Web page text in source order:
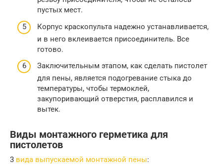
пустых мест.
Корпус краскопульта надежно устанавливается,
и в него вклеивается присоединитель. Все
готово.
Заключительным этапом, как сделать пистолет
для пены, является подогревание стыка до
температуры, чтобы термоклей,
закупоривающий отверстия, расплавился и
вытек.
Виды монтажного герметика для
пистолетов
3 вида выпускаемой монтажной пены: